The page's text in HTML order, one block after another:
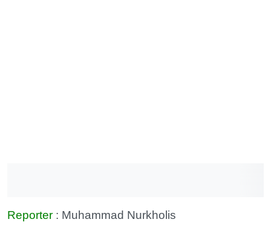
Reporter : Muhammad Nurkholis